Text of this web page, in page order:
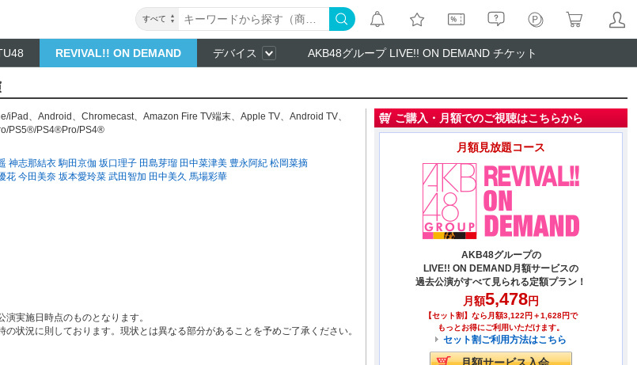
すべて
REVIVAL!! ON DEMAND デバイス AKB48グループ LIVE!! ON DEMAND チケット
iPad 、 Android 、 Chromecast、 Amazon Fire TV端末、 Apple TV、 Android TV、
PS5®/PS4®Pro/PS4®
神志那結衣 駒田京伽 坂口理子 田島芽瑠 田中菜津美 豊永阿紀 松岡菜摘
花 今田美奈 坂本愛玲菜 武田智加 田中美久 馬場彩華
実施日時点のものとなります。
状況に則しております。現状とは異なる部分があることを予めご了承ください。
ご購入・月額でのご視聴はこちらから
月額見放題コース
AKB48グループの
LIVE!! ON DEMAND月額サービスの
過去公演がすべて見られる定額プラン！
月額5,478円
【セット割】なら月額3,122円＋1,628円で
もっとお得にご利用いただけます。
セット割ご利用方法はこちら